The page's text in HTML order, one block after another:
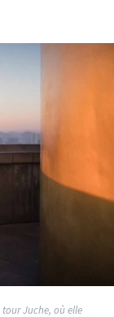
Juche, où elle